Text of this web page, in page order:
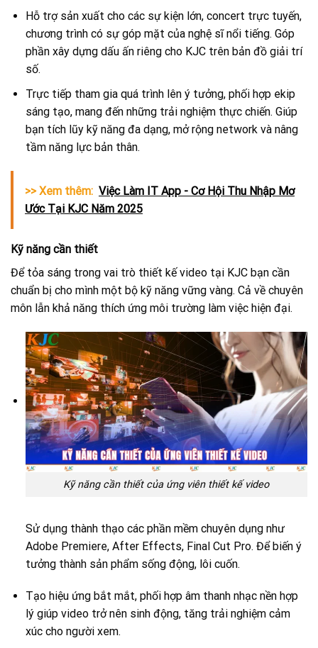
Hỗ trợ sản xuất cho các sự kiện lớn, concert trực tuyến,
chương trình có sự góp mặt của nghệ sĩ nổi tiếng. Góp
phần xây dựng dấu ấn riêng cho KJC trên bản đồ giải trí
số.
Trực tiếp tham gia quá trình lên ý tưởng, phối hợp ekip
sáng tạo, mang đến những trải nghiệm thực chiến. Giúp
bạn tích lũy kỹ năng đa dạng, mở rộng network và nâng
tầm năng lực bản thân.
>> Xem thêm: Việc Làm IT App - Cơ Hội Thu Nhập Mơ
Ước Tại KJC Năm 2025
Kỹ năng cần thiết
Để tỏa sáng trong vai trò thiết kế video tại KJC bạn cần
chuẩn bị cho mình một bộ kỹ năng vững vàng. Cả về chuyên
môn lẫn khả năng thích ứng môi trường làm việc hiện đại.
Kỹ năng cần thiết của ứng viên thiết kế video
Sử dụng thành thạo các phần mềm chuyên dụng như
Adobe Premiere, After Effects, Final Cut Pro. Để biến ý
tưởng thành sản phẩm sống động, lôi cuốn.
Tạo hiệu ứng bắt mắt, phối hợp âm thanh nhạc nền hợp
lý giúp video trở nên sinh động, tăng trải nghiệm cảm
xúc cho người xem.